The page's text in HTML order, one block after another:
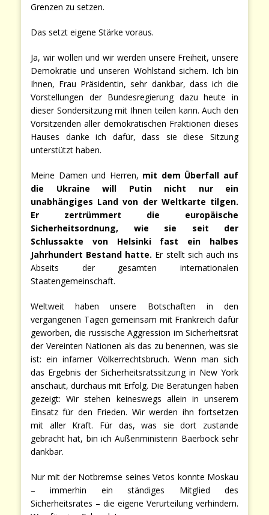
Grenzen zu setzen.
Das setzt eigene Stärke voraus.
Ja, wir wollen und wir werden unsere Freiheit, unsere
Demokratie und unseren Wohlstand sichern. Ich bin
Ihnen, Frau Präsidentin, sehr dankbar, dass ich die
Vorstellungen der Bundesregierung dazu heute in
dieser Sondersitzung mit Ihnen teilen kann. Auch den
Vorsitzenden aller demokratischen Fraktionen dieses
Hauses danke ich dafür, dass sie diese Sitzung
unterstützt haben.
Meine Damen und Herren, mit dem Überfall auf
die Ukraine will Putin nicht nur ein
unabhängiges Land von der Weltkarte tilgen.
Er zertrümmert die europäische
Sicherheitsordnung, wie sie seit der
Schlussakte von Helsinki fast ein halbes
Jahrhundert Bestand hatte. Er stellt sich auch ins
Abseits der gesamten internationalen
Staatengemeinschaft.
Weltweit haben unsere Botschaften in den
vergangenen Tagen gemeinsam mit Frankreich dafür
geworben, die russische Aggression im Sicherheitsrat
der Vereinten Nationen als das zu benennen, was sie
ist: ein infamer Völkerrechtsbruch. Wenn man sich
das Ergebnis der Sicherheitsratssitzung in New York
anschaut, durchaus mit Erfolg. Die Beratungen haben
gezeigt: Wir stehen keineswegs allein in unserem
Einsatz für den Frieden. Wir werden ihn fortsetzen
mit aller Kraft. Für das, was sie dort zustande
gebracht hat, bin ich Außenministerin Baerbock sehr
dankbar.
Nur mit der Notbremse seines Vetos konnte Moskau
– immerhin ein ständiges Mitglied des
Sicherheitsrates – die eigene Verurteilung verhindern.